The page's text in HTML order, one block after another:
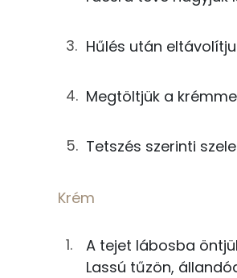
7g napraforgó olaj
8g
tej
4gbúzadara
Zsír
Hűlés után
Megtöltjük a
Tetszés szerinti
Krém
A tejet lábosba
Lassú tűzön,